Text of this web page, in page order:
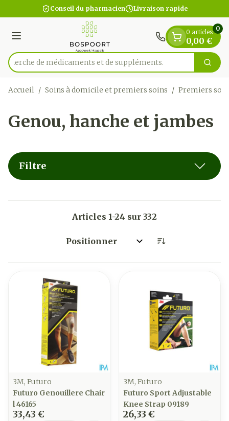
Aller au contenu
1 de 1
Conseil du pharmacien Livraison rapide
Menu
Rechercher
Recherche de médicamen
0 articles
0,00 €
0
Accueil / Soins à domicile et premiers soins / Premiers
Genou, hanche et jambes
Filtre
Articles 1-24 sur 332
Trier par:
3M, Futuro
Futuro Genouillere Chair
l 46165
33,43 €
3M, Futuro
Futuro Sport Adjustable
Knee Strap 09189
26,33 €